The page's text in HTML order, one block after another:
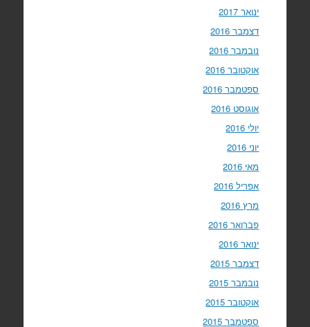
ינואר 2017
דצמבר 2016
נובמבר 2016
אוקטובר 2016
ספטמבר 2016
אוגוסט 2016
יולי 2016
יוני 2016
מאי 2016
אפריל 2016
מרץ 2016
פברואר 2016
ינואר 2016
דצמבר 2015
נובמבר 2015
אוקטובר 2015
ספטמבר 2015